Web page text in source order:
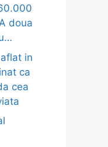
doua
in
ca
cea